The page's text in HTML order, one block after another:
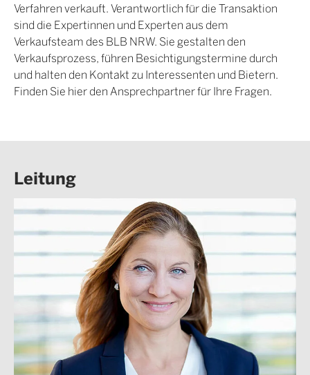
Verfahren verkauft. Verantwortlich für die Transaktion
sind die Expertinnen und Experten aus dem
Verkaufsteam des BLB NRW. Sie gestalten den
Verkaufsprozess, führen Besichtigungstermine durch
und halten den Kontakt zu Interessenten und Bietern.
Finden Sie hier den Ansprechpartner für Ihre Fragen.
Leitung